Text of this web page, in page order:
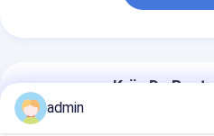
Krijg De
admin